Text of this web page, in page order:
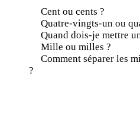
Cent ou cents ?
Quatre-vingts-un ou
Quand dois-je mettre
Mille ou milles ?
Comment séparer les
?